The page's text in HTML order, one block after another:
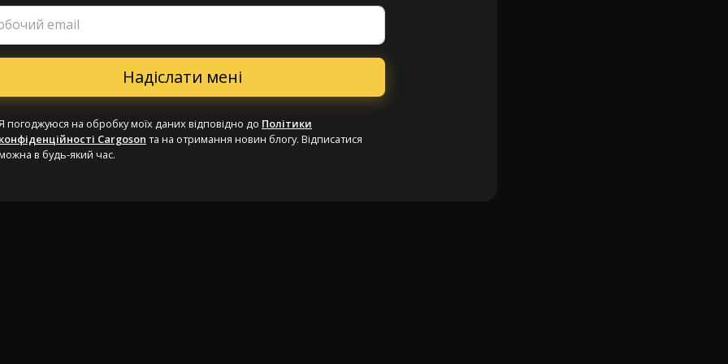
email
погоджуюся на обробку моїх даних відповідно до Політики
Cargoson та на отримання новин блогу. Відписатися
в будь-який час.